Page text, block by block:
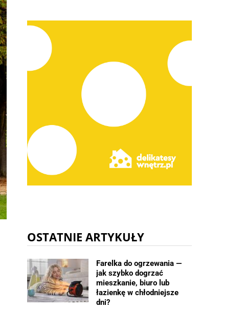
OSTATNIE ARTYKUŁY
Farelka do ogrzewania —
jak szybko dogrzać
mieszkanie, biuro lub
łazienkę w chłodniejsze
dni?